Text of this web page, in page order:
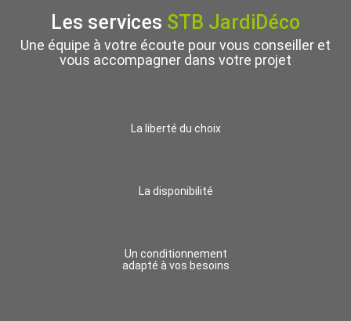
Les services STB JardiDéco
Une équipe à votre écoute pour vous conseiller et
vous accompagner dans votre projet
La liberté du choix
La disponibilité
Un conditionnement
adapté à vos besoins